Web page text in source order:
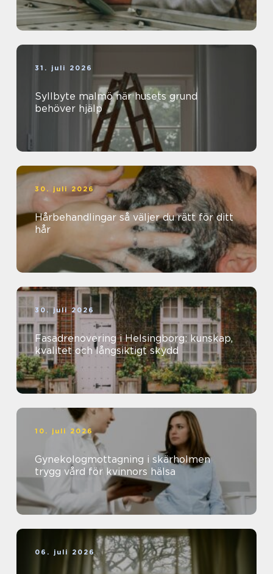
31. juli 2026
Syllbyte malmö när husets grund
behöver hjälp
30. juli 2026
Hårbehandlingar så väljer du rätt för ditt
hår
30. juli 2026
Fasadrenovering i Helsingborg: kunskap,
kvalitet och långsiktigt skydd
10. juli 2026
Gynekologmottagning i skärholmen
trygg vård för kvinnors hälsa
06. juli 2026